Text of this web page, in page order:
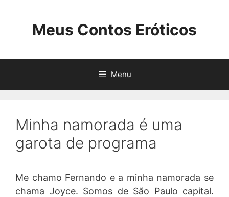
Meus Contos Eróticos
Menu
Minha namorada é uma
garota de programa
Me chamo Fernando e a minha namorada se
chama Joyce. Somos de São Paulo capital.